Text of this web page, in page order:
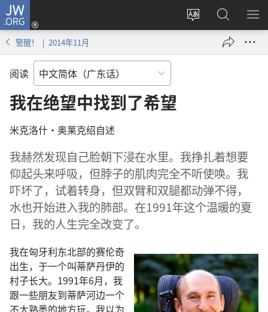
JW.ORG
更
登
录
（打
搜
索
JW.ORG
显
警醒！ | 2014年11月
阅读
我在绝望中找到了希望
米克洛什·奥莱克绍自述
我赫然发现自己脸朝下浸在水里。我挣扎着想要
仰起头来呼吸，但脖子的肌肉完全不听使唤。我
吓坏了，试着转身，但双臂和双腿都动弹不得，
水也开始进入我的肺部。在1991年这个温暖的夏
日，我的人生完全改变了。
我在匈牙利东北部的赛伦奇
出生，于一个叫蒂萨丹伊的
村子长大。1991年6月，我
跟一些朋友到蒂萨河边一个
不太熟悉的地方玩。我以为